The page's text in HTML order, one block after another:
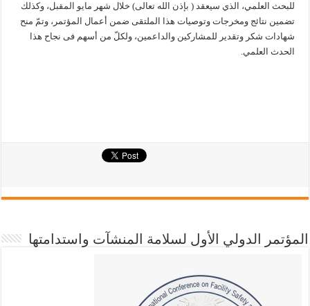
للبحث العلمي، الذي سيعقد ( بإذن الله تعالى) خلال شهر مايو المقبل، وكذلك
تضمين نتائج ومخرجات وتوصيات هذا الملتقى ضمن أعمال المؤتمر، وتمّ منح
شهادات شكر وتقدير للمشاركين والداعمين، ولكلّ من أسهم فى نجاح هذا
الحدث العلمي.
المؤتمر الدولي الأول لسلامة المنشآت واستدامتها